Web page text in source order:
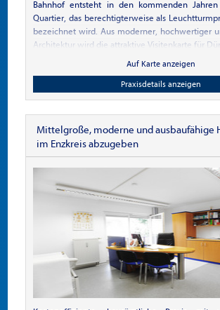
Bahnhof entsteht in den kommenden
Quartier, das berechtigterweise als
bezeichnet wird. Aus moderner, hochwertiger
Architektur wird die attraktive Visitenkarte für
Als erstes Gebäude mit dabei ist das
Neubaukomplex in der Lagerstraße mit
Büroräumen, Kleinkinderspielplatz, PKW- und
Egal ob Sie eine neue Wohnung, Praxis- oder
immer selbstverständlich sind.
Das „STAYTION Düren“ wird jetzt schon als
Neugestaltung der Lagerstraße bezeichnet.
selbstverständlich komplett barrierefrei, das ist
Düren“. Das Gebäude verfügt nach
Vollgeschosse und ein großzügiges
50 Tiefgaragenplätzen.
Weitere Stellplätze sind für PKW (6) und
Außenbereich geplant. Das
moderne Konzept des „STAYTION Düren“
nicht nur zu einem optimalen
gleichzeitig Ihr neues Zuhause werden.
selben Ort – alles ist möglich.
Auf Karte anzeigen
Praxisdetails anzeigen
Mittelgroße, moderne und ausbaufähige
im Enzkreis abzugeben